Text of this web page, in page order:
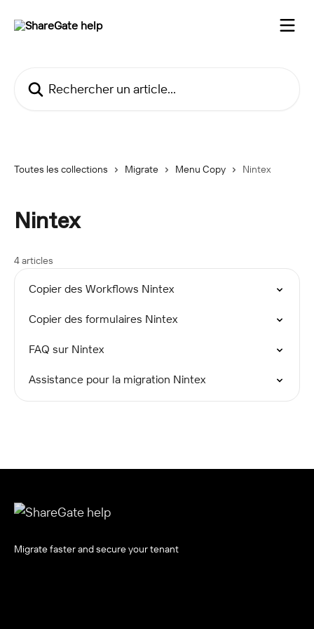
Toutes les collections Migrate Menu Copy Nintex
Nintex
4 articles
Copier des Workflows Nintex
Copier des formulaires Nintex
FAQ sur Nintex
Assistance pour la migration Nintex
Migrate faster and secure your tenant